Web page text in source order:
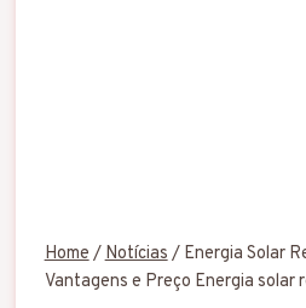
Home/Notícias/ Energia Solar
Vantagens e Preço Energia solar